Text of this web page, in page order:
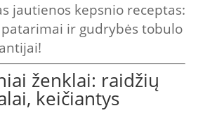
jautienos kepsnio receptas:
ir gudrybės tobulo
ženklai: raidžių
keičiantys